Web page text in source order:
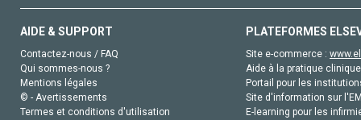
AIDE & SUPPORT
Contactez-nous / FAQ
Qui sommes-nous ?
Mentions légales
© - Avertissements
Termes et conditions d'utilisation
PLATEFORMES
Site e-commerce :
Aide à la pratique
Portail pour les
Site d'information sur
E-learning pour les